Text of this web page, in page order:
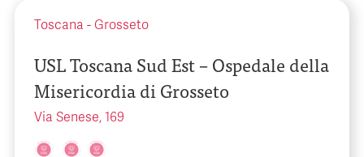
Toscana - Grosseto
USL Toscana Sud Est – Ospedale della
Misericordia di Grosseto
Via Senese, 169